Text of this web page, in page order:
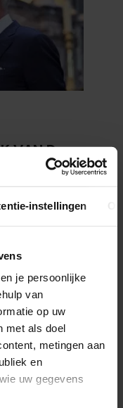
instellingen
je persoonlijke
van
op uw
met als doel
metingen aan
en
uw gegevens
VAN DE